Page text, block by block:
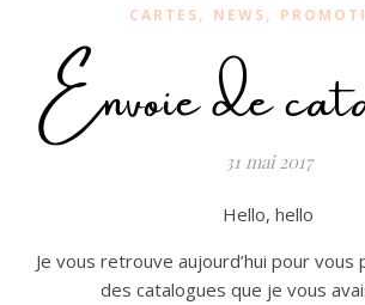
CARTES, NEWS,
Envoie de31 mai 2017
Hello, hello
Je vous retrouve aujourd’hui pour vous
des catalogues que je vous